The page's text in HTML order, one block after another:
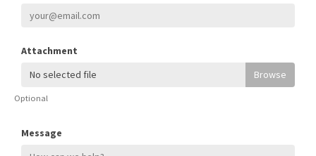
Attachment
No selected file
Optional
Message